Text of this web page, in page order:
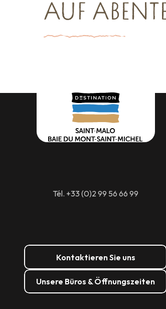
AUF
dienstleistungen
Tél. +33 (0)2 99 56 66 99
Kontaktieren Sie uns
Unsere Büros & Öffnungszeiten